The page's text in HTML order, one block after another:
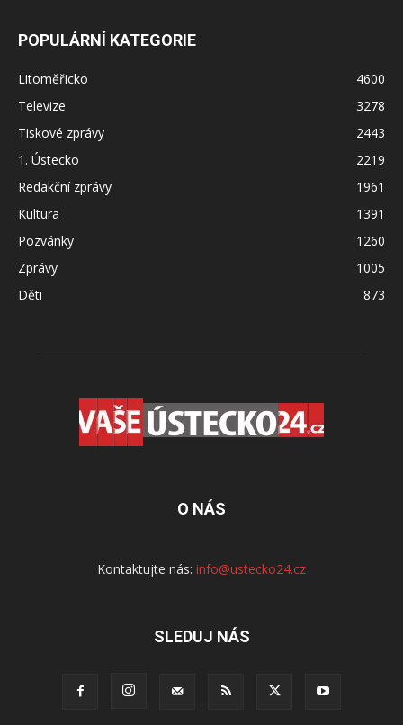
POPULÁRNÍ KATEGORIE
Litoměřicko
4600
Televize
3278
Tiskové zprávy
2443
1. Ústecko
2219
Redakční zprávy
1961
Kultura
1391
Pozvánky
1260
Zprávy
1005
Děti
873
O NÁS
Kontaktujte nás: info@ustecko24.cz
SLEDUJ NÁS